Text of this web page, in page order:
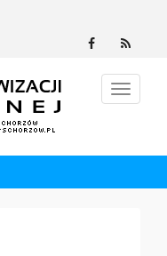
Facebook
RSS
Toggle